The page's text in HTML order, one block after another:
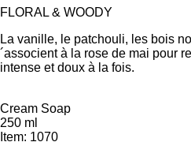
FLORAL & WOODY
La vanille, le patchouli, les bois
´associent à la rose de mai pour
intense et doux à la fois.
Cream Soap
250 ml
Item: 1070